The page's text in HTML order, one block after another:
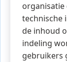
technische
de inhoud
indeling
gebruikers